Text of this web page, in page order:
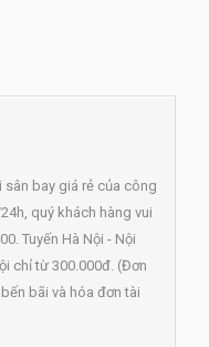
sân bay giá rẻ của công
quý khách hàng vui
Tuyến Hà Nội - Nội
chỉ từ 300.000đ. (Đơn
bãi và hóa đơn tài